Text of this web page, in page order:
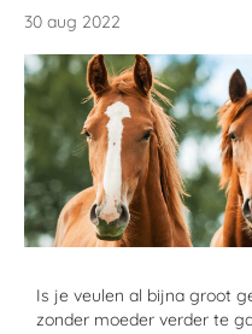
30 aug 2022
Is je veulen al bijna groot
zonder moeder verder te